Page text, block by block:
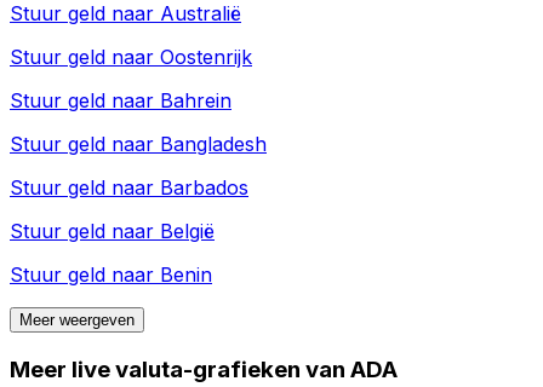
Stuur geld naar Australië
Stuur geld naar Oostenrijk
Stuur geld naar Bahrein
Stuur geld naar Bangladesh
Stuur geld naar Barbados
Stuur geld naar België
Stuur geld naar Benin
Meer weergeven
Meer live valuta-grafieken van ADA